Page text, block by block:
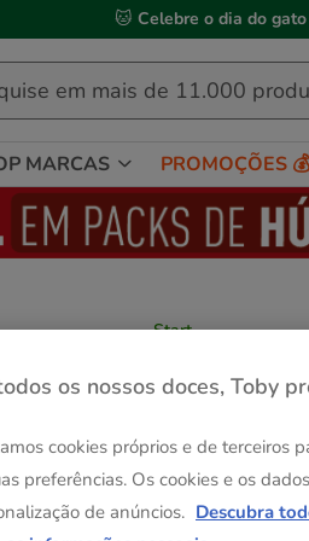
🐱 Celebre o dia do gato
MARCAS PROMOÇÕES 💰
Start
gatos
1.5 kg
Entrega Grátis
os nossos doces, Toby
cookies próprios e de terceiros
preferências. Os cookies e os
de anúncios. Descubra